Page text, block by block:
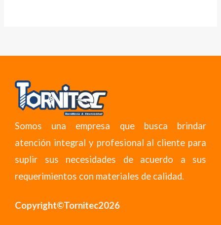
Somos una empresa que busca brindar
atención integral y profesional al cliente para
suplir sus necesidades de acuerdo a sus
requerimientos con materiales de calidad.
Copyright©Tornitec2026